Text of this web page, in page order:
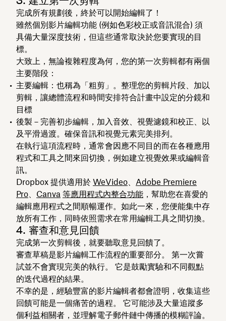
完成所有規劃後，終於可以開始編輯了！
雖然個別影片編輯功能 (例如色彩校正或音訊混合) 須
具備大量深度技術，但這些通常取決於您要實現的目
標。
大致上，無論複雜程度為何，您的第一次剪輯都有兩個
主要階段：
主要編輯 ：也稱為「粗剪」。整理您的剪輯片段、加以
剪輯，讓總體流程和時間安排符合計畫中設定的分鏡和
目標
後製－完善初步編輯，加入音效、視覺濾鏡和校正、以
及平滑過渡。確保音訊和視覺元素完美排列。
在執行這項流程時，通常會因應不同目的而在各種應用
程式和工具之間來回切換，例如建立視覺效果或編輯音
訊。
Dropbox 提供適用於 WeVideo
Adobe Premiere
Pro
Canva 等應用程式內整合功能 ，幫助您在喜愛的
編輯應用程式之間順暢運作。如此一來，您便能集中存
放所有工作，同時依照需求在常用編輯工具之間切換。
4. 審查和意見回饋
完成第一次剪輯後，就要聽取意見回饋了。
審查草稿是影片編輯工作流程的重要部分。 第一次嘗
試並不會實現完美的執行。 它是鼓勵實驗和不同觀點
的迭代過程的結果。
不幸的是，經驗豐富的影片編輯者都會證明，收集這些
回饋可能是一個痛苦的過程。 它可能涉及大量追蹤多
個利益相關者，並理解電子郵件鏈中傳播的模糊評論。